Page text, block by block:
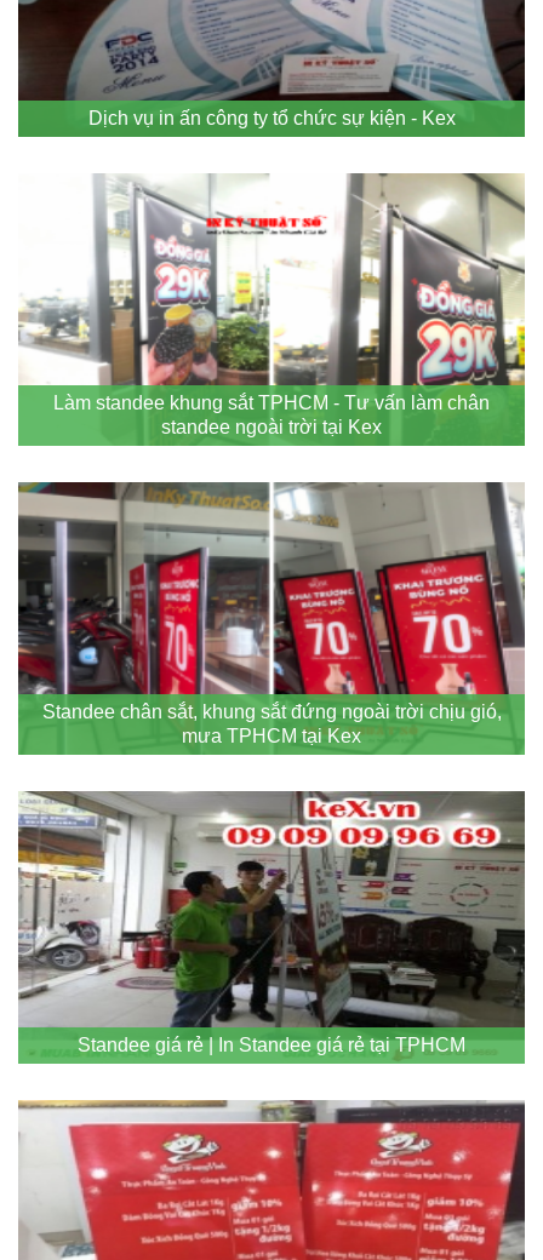
Dịch vụ in ấn công ty tổ chức sự kiện - Kex
Làm standee khung sắt TPHCM - Tư vấn làm chân
standee ngoài trời tại Kex
Standee chân sắt, khung sắt đứng ngoài trời chịu gió,
mưa TPHCM tại Kex
Standee giá rẻ | In Standee giá rẻ tại TPHCM